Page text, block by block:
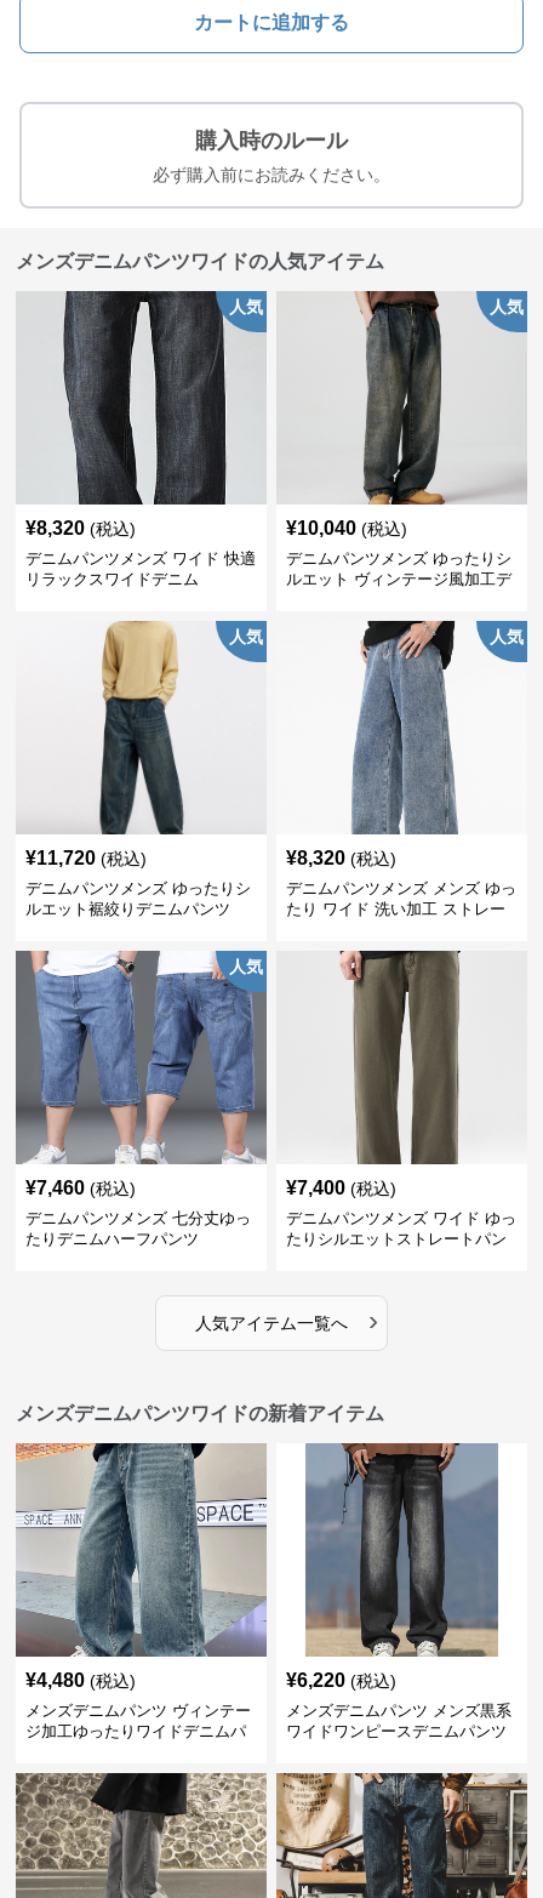
カートに追加する
購入時のルール
必ず購入前にお読みください。
メンズデニムパンツワイドの人気アイテム
人気
¥8,320 (税込)
デニムパンツメンズ ワイド 快適
リラックスワイドデニム
人気
¥10,040 (税込)
デニムパンツメンズ ゆったりシ
ルエット ヴィンテージ風加工デ
人気
¥11,720 (税込)
デニムパンツメンズ ゆったりシ
ルエット裾絞りデニムパンツ
人気
¥8,320 (税込)
デニムパンツメンズ メンズ ゆっ
たり ワイド 洗い加工 ストレー
人気
¥7,460 (税込)
デニムパンツメンズ 七分丈ゆっ
たりデニムハーフパンツ
¥7,400 (税込)
デニムパンツメンズ ワイド ゆっ
たりシルエットストレートパン
人気アイテム一覧へ ›
メンズデニムパンツワイドの新着アイテム
¥4,480 (税込)
メンズデニムパンツ ヴィンテー
ジ加工ゆったりワイドデニムパ
¥6,220 (税込)
メンズデニムパンツ メンズ黒系
ワイドワンピースデニムパンツ